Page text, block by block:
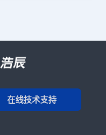
在线技术支持